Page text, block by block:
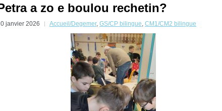
a zo e boulou rechetin?
janvier 2026 Accueil/Degemer, GS/CP bilingue, CM1/CM2 bilingue